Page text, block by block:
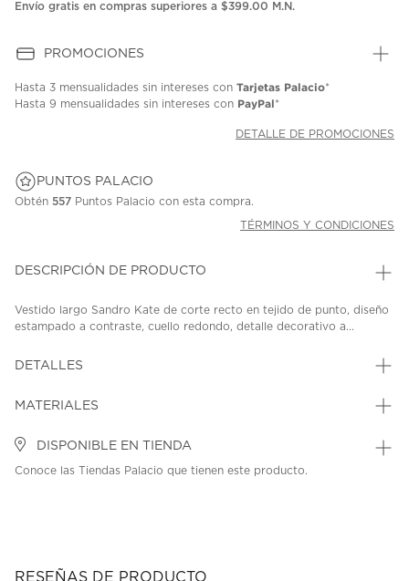
Envío gratis en compras superiores a $399.00 M.N.
PROMOCIONES
Hasta 3 mensualidades sin intereses con Tarjetas Palacio*
Hasta 9 mensualidades sin intereses con PayPal*
DETALLE DE PROMOCIONES
PUNTOS PALACIO
Obtén 557 Puntos Palacio con esta compra.
TÉRMINOS Y CONDICIONES
DESCRIPCIÓN DE PRODUCTO
Vestido largo Sandro Kate de corte recto en tejido de punto, diseño
estampado a contraste, cuello redondo, detalle decorativo a...
DETALLES
MATERIALES
DISPONIBLE EN TIENDA
Conoce las Tiendas Palacio que tienen este producto.
RESEÑAS DE PRODUCTO